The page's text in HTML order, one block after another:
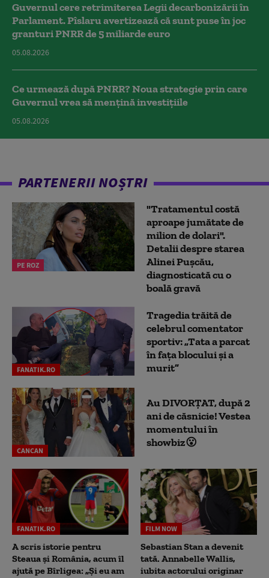
Guvernul cere retrimiterea Legii decarbonizării în
Parlament. Pîslaru avertizează că sunt puse în joc
granturi PNRR de 5 miliarde euro
05.08.2026
Ce urmează după PNRR? Noua strategie prin care
Guvernul vrea să mențină investițiile
05.08.2026
PARTENERII NOȘTRI
PE ROZ
"Tratamentul costă
aproape jumătate de
milion de dolari".
Detalii despre starea
Alinei Pușcău,
diagnosticată cu o
boală gravă
FANATIK.RO
Tragedia trăită de
celebrul comentator
sportiv: „Tata a parcat
în fața blocului și a
murit”
CANCAN
Au DIVORȚAT, după 2
ani de căsnicie! Vestea
momentului în
showbiz😮
FANATIK.RO
A scris istorie pentru
Steaua și România, acum îl
ajută pe Bîrligea: „Și eu am
FILM NOW
Sebastian Stan a devenit
tată. Annabelle Wallis,
iubita actorului originar